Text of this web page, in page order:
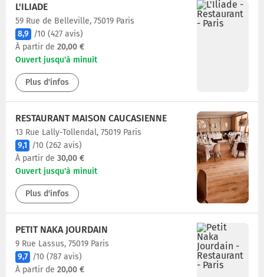
L'ILIADE
59 Rue de Belleville, 75019 Paris
8,9
/10 (427 avis)
À partir de 20,00 €
Ouvert jusqu'à minuit
Plus d'infos
RESTAURANT MAISON CAUCASIENNE
13 Rue Lally-Tollendal, 75019 Paris
9,1
/10 (262 avis)
À partir de 30,00 €
Ouvert jusqu'à minuit
Plus d'infos
PETIT NAKA JOURDAIN
9 Rue Lassus, 75019 Paris
9,7 /10 (787 avis)
À partir de 20,00 €